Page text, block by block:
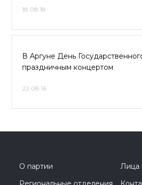
18.08.18
В Аргуне День
праздничным концертом
22.08.16
О партии
Лица